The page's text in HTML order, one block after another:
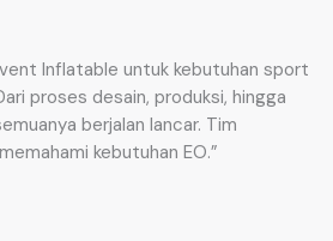
Inflatable untuk kebutuhan sport
proses desain, produksi, hingga
berjalan lancar. Tim
kebutuhan EO.”